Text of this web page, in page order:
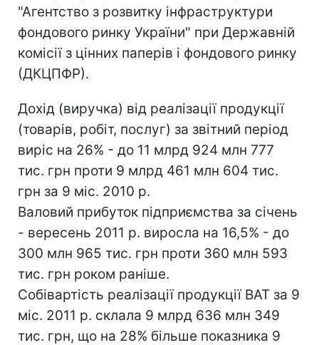
"Агентство з розвитку інфраструктури
фондового ринку України" при Державній
комісії з цінних паперів і фондового ринку
(ДКЦПФР).
Дохід (виручка) від реалізації продукції
(товарів, робіт, послуг) за звітний період
виріс на 26% - до 11 млрд 924 млн 777
тис. грн проти 9 млрд 461 млн 604 тис.
грн за 9 міс. 2010 р.
Валовий прибуток підприємства за січень
- вересень 2011 р. виросла на 16,5% - до
300 млн 965 тис. грн проти 360 млн 593
тис. грн роком раніше.
Собівартість реалізації продукції ВАТ за 9
міс. 2011 р. склала 9 млрд 636 млн 349
тис. грн, що на 28% більше показника 9